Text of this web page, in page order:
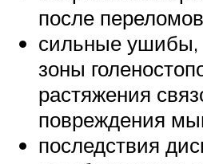
после
сильные ушибы,
зоны
растяжения
повреждения
последствия